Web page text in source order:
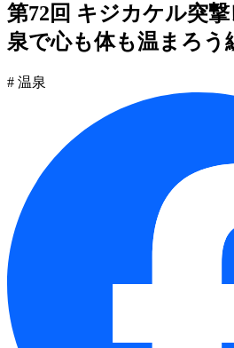
第72回 キジカケル突
泉で心も体も温まろう
# 温泉